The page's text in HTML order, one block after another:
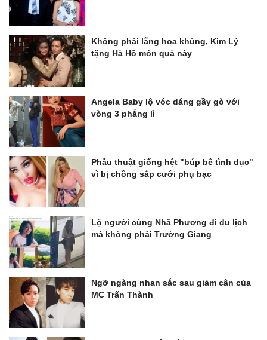
Không phải lẵng hoa khủng, Kim Lý
tặng Hà Hồ món quà này
Angela Baby lộ vóc dáng gầy gò với
vòng 3 phẳng lì
Phẫu thuật giống hệt "búp bê tình dục"
vì bị chồng sắp cưới phụ bạc
Lộ người cùng Nhã Phương đi du lịch
mà không phải Trường Giang
Ngỡ ngàng nhan sắc sau giảm cân của
MC Trấn Thành